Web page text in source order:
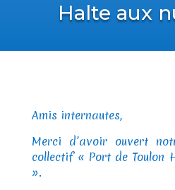
Halte aux
Amis internautes,
Merci d’avoir ouvert
collectif « Port de Toulon
».